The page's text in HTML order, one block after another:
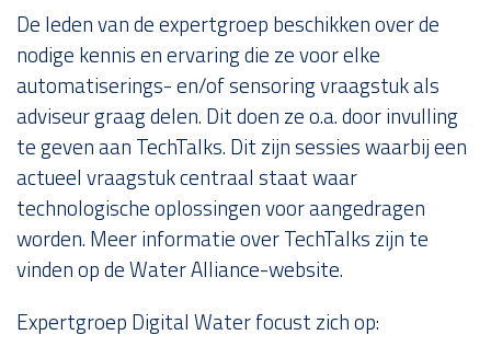
De leden van de expertgroep beschikken over de
nodige kennis en ervaring die ze voor elke
automatiserings- en/of sensoring vraagstuk als
adviseur graag delen. Dit doen ze o.a. door invulling
te geven aan TechTalks. Dit zijn sessies waarbij een
actueel vraagstuk centraal staat waar
technologische oplossingen voor aangedragen
worden. Meer informatie over TechTalks zijn te
vinden op de Water Alliance-website.
Expertgroep Digital Water focust zich op: